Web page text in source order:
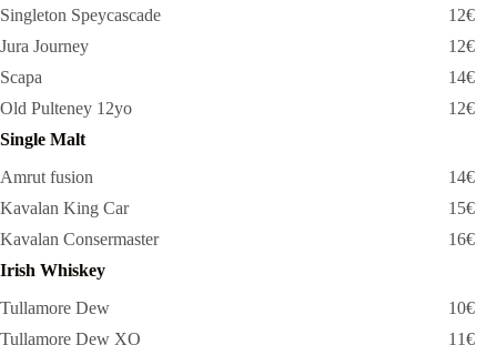
Singleton Speycascade
12€
Jura Journey
12€
Scapa
14€
Old Pulteney 12yo
12€
Single Malt
Amrut fusion
14€
Kavalan King Car
15€
Kavalan Consermaster
16€
Irish Whiskey
Tullamore Dew
10€
Tullamore Dew XO
11€